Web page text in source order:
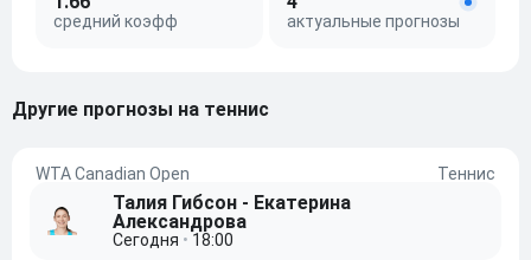
средний коэфф актуальные прогнозы
другие прогнозы на теннис
WTA Canadian Open Теннис
Талия Гибсон - Екатерина
Александрова
Сегодня • 18:00